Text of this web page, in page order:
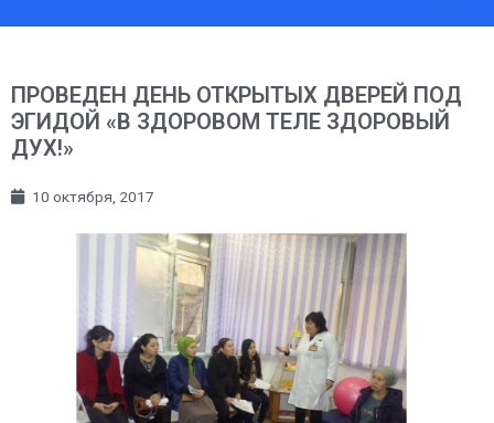
ПРОВЕДЕН ДЕНЬ ОТКРЫТЫХ ДВЕРЕЙ ПОД
ЭГИДОЙ «В ЗДОРОВОМ ТЕЛЕ ЗДОРОВЫЙ
ДУХ!»
10 октября, 2017